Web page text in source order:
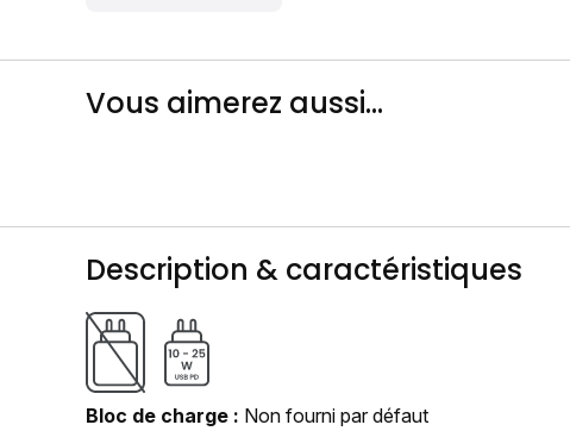
Vous aimerez aussi...
Description & caractéristiques
Bloc de charge
Non fourni par défaut